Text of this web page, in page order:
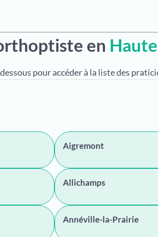
en
pour accéder à la liste des
Aigremont
Allichamps
Annéville-la-Prairie